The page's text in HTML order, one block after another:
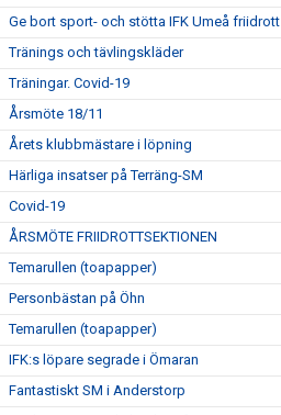
Ge bort sport- och stötta IFK Umeå friidrott
Tränings och tävlingskläder
Träningar. Covid-19
Årsmöte 18/11
Årets klubbmästare i löpning
Härliga insatser på Terräng-SM
Covid-19
ÅRSMÖTE FRIIDROTTSEKTIONEN
Temarullen (toapapper)
Personbästan på Öhn
Temarullen (toapapper)
IFK:s löpare segrade i Ömaran
Fantastiskt SM i Anderstorp